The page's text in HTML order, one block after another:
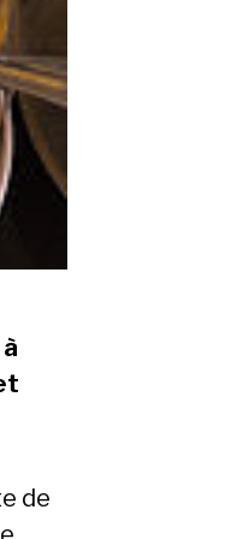
de